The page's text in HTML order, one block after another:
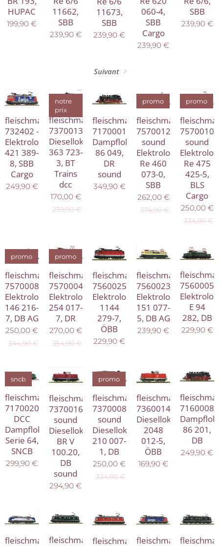
HUPAC
199,90 €
11662,
SBB
239,90€
11673,
SBB
239,90 €
060-4,
SBB
Cargo
239,90 €
SBB
239,90€
Suivant
fleischmann
732402 -
Elektrolokomotive
421 389-
8, SBB
Cargo
249,90€
fleischmann
7370013
Diesellokomotive
363 723-
3, BT
Trains
dcc
notre
prix
170,00€
239,90€
fleischmann
71700016
Dampflokomotive
86 049,
DR
sound
349,90€
fleischmann
7570012
sound
Elektrolokomotive
Re 460
073-0,
SBB
promo
262,00€
374,90€
7570010
sound
Re 475
425-5,
BLS
Cargo
promo
250,00€
334,90€
fleischmann
7570008
Elektrolokomotive
146 216-
7, DB AG
promo
250,00 €
344,90€
fleischmann
7570004
Elektrolokomotive
254 017-
7, DR
promo
270,00€
354,90€
fleischmann
7560025
Elektrolokomotive
1144
279-7,
ÖBB
229,90 €
fleischmann
7560023
Elektrolokomotive
151 077-
5, DB AG
239,90 €
7560005
E 94
282, DB
229,90€
fleischmann
7170020
DCC
Dampflokomotive
Serie 64,
SNCB
sncb
299,90 €
fleischmann
7370016
sound
Diesellokomotive
BR V
100.20,
DB
sound
294,90 €
fleischmann
7370008
sound
Diesellokomotive
210 007-
1, DB
promo
250,00 €
334,90€
fleischmann
7360014
Diesellokomotive
2048
012-5,
ÖBB
169,90 €
7160008
86 201,
DB
249,90 €
fleischmannfleischmannfleischmannfleischmann